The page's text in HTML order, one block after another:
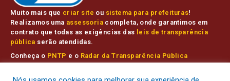
Muito mais que criar site ou sistema para prefeituras!
Realizamos uma assessoria completa, onde garantimos em
contrato que todas as exigências das leis de transparência
pública serão atendidas.
Conheça o PNTP e o Radar da Transparência Pública